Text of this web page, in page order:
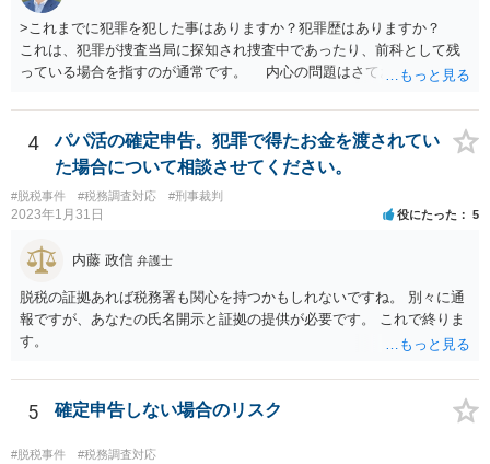
>これまでに犯罪を犯した事はありますか？犯罪歴はありますか？
これは、犯罪が捜査当局に探知され捜査中であったり、前科として残
っている場合を指すのが通常です。 内心の問題はさておき、ご質問
4
パパ活の確定申告。犯罪で得たお金を渡されてい
た場合について相談させてください。
#脱税事件 #税務調査対応 #刑事裁判
2023年1月31日 役にたった 5
内藤 政信 弁護士
脱税の証拠あれば税務署も関心を持つかもしれないですね。 別々に通
報ですが、あなたの氏名開示と証拠の提供が必要です。 これで終りま
す。
5 確定申告しない場合のリスク
#脱税事件 #税務調査対応